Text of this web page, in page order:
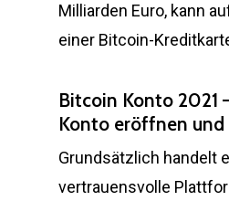
Milliarden Euro, kann
einer Bitcoin-
Bitcoin Konto 2021
Konto eröffnen und
Grundsätzlich handelt
vertrauensvolle